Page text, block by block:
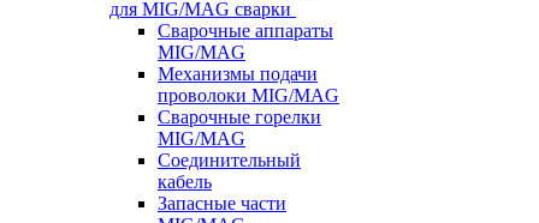
для MIG/MAG сварки
Сварочные аппараты
MIG/MAG
Механизмы подачи
проволоки MIG/MAG
Сварочные горелки
MIG/MAG
Соединительный
кабель
Запасные части